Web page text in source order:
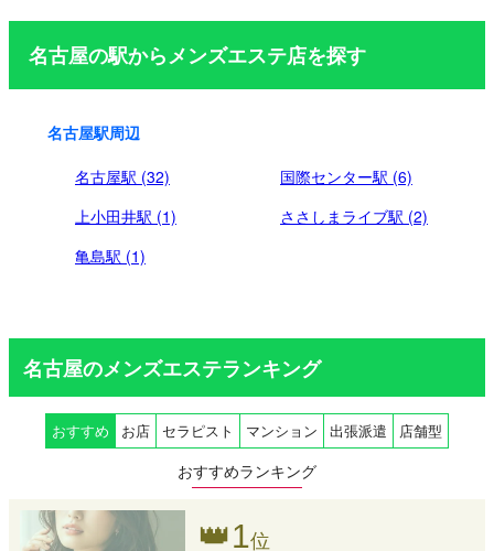
ジ
名古屋の駅からメンズエステ店を探す
名古屋駅周辺
名古屋駅 (32)
国際センター駅 (6)
上小田井駅 (1)
ささしまライブ駅 (2)
亀島駅 (1)
名古屋のメンズエステランキング
おすすめ お店 セラピスト マンション 出張派遣 店舗型
おすすめランキング
👑1位